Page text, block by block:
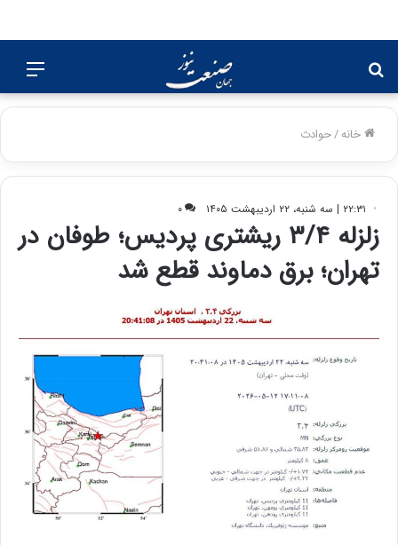
برای
خانه/حوادث
۲۲:۳۱ | سه شنبه، ۲۲ اردیبهشت ۱۴۰۵ ۰
زلزله ۳/۴ ریشتری پردیس؛ طوفان در
تهران؛ برق دماوند قطع شد